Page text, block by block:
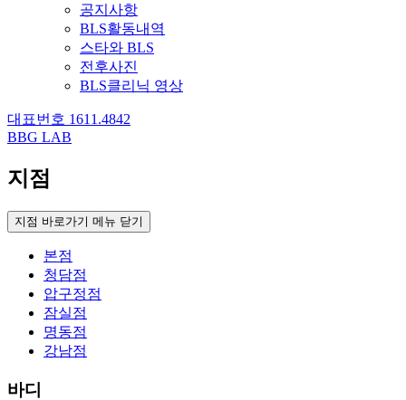
공지사항
BLS활동내역
스타와 BLS
전후사진
BLS클리닉 영상
대표번호 1611.4842
BBG LAB
지점
지점 바로가기 메뉴 닫기
본점
청담점
압구정점
잠실점
명동점
강남점
바디